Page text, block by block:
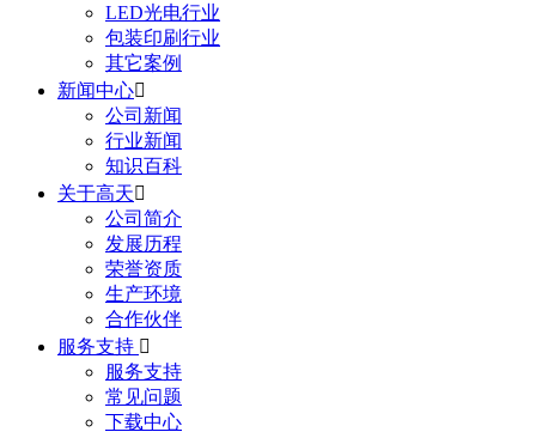
LED光电行业
包装印刷行业
其它案例
新闻中心
公司新闻
行业新闻
知识百科
关于高天
公司简介
发展历程
荣誉资质
生产环境
合作伙伴
服务支持 
服务支持
常见问题
下载中心